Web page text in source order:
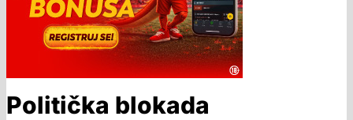
Politička blokada